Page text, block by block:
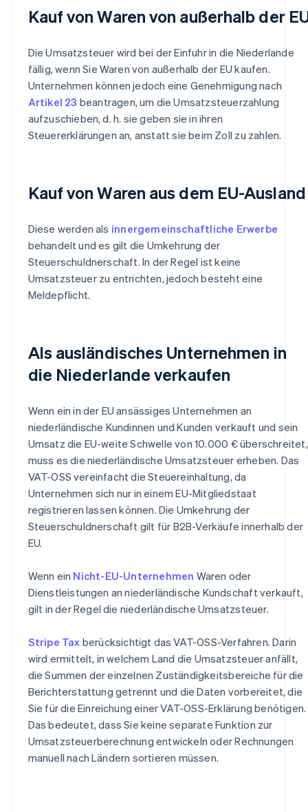
Kauf von Waren von außerhalb der
Die Umsatzsteuer wird bei der Einfuhr in die Niederlande
fällig, wenn Sie Waren von außerhalb der EU kaufen.
Unternehmen können jedoch eine Genehmigung nach
Artikel 23 beantragen, um die Umsatzsteuerzahlung
aufzuschieben, d. h. sie geben sie in ihren
Steuererklärungen an, anstatt sie beim Zoll zu zahlen.
Kauf von Waren aus dem EU-Ausland
Diese werden als innergemeinschaftliche Erwerbe
behandelt und es gilt die Umkehrung der
Steuerschuldnerschaft. In der Regel ist keine
Umsatzsteuer zu entrichten, jedoch besteht eine
Meldepflicht.
Als ausländisches Unternehmen in
die Niederlande verkaufen
Wenn ein in der EU ansässiges Unternehmen an
niederländische Kundinnen und Kunden verkauft und sein
Umsatz die EU-weite Schwelle von 10.000 € überschreitet,
muss es die niederländische Umsatzsteuer erheben. Das
VAT-OSS vereinfacht die Steuereinhaltung, da
Unternehmen sich nur in einem EU-Mitgliedstaat
registrieren lassen können. Die Umkehrung der
Steuerschuldnerschaft gilt für B2B-Verkäufe innerhalb der
EU.
Wenn ein Nicht-EU-Unternehmen Waren oder
Dienstleistungen an niederländische Kundschaft verkauft,
gilt in der Regel die niederländische Umsatzsteuer.
Stripe Tax berücksichtigt das VAT-OSS-Verfahren. Darin
wird ermittelt, in welchem Land die Umsatzsteuer anfällt,
die Summen der einzelnen Zuständigkeitsbereiche für die
Berichterstattung getrennt und die Daten vorbereitet, die
Sie für die Einreichung einer VAT-OSS-Erklärung benötigen.
Das bedeutet, dass Sie keine separate Funktion zur
Umsatzsteuerberechnung entwickeln oder Rechnungen
manuell nach Ländern sortieren müssen.